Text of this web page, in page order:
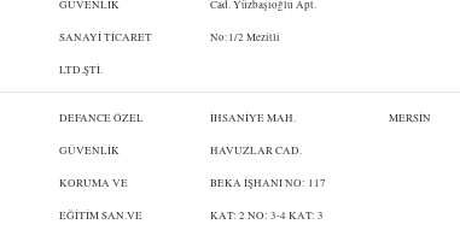
GÜVENLİK
SANAYİ TİCARET
LTD.ŞTİ.
Cad. Yüzbaşıoğlu Apt.
No:1/2 Mezitli
DEFANCE ÖZEL
GÜVENLİK
KORUMA VE
EĞİTİM SAN.VE
İHSANİYE MAH.
HAVUZLAR CAD.
BEKA İŞHANI NO: 117
KAT: 2 NO: 3-4 KAT: 3
MERSİN